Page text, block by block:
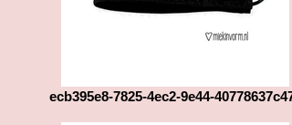
ecb395e8-7825-4ec2-9e44-